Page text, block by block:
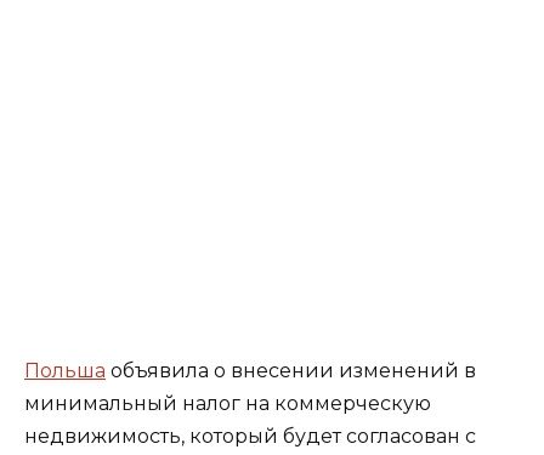
Польша объявила о внесении изменений в
минимальный налог на коммерческую
недвижимость, который будет согласован с